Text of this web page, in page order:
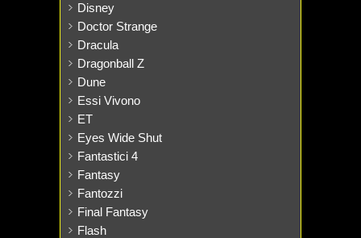
Disney
Doctor Strange
Dracula
Dragonball Z
Dune
Essi Vivono
ET
Eyes Wide Shut
Fantastici 4
Fantasy
Fantozzi
Final Fantasy
Flash